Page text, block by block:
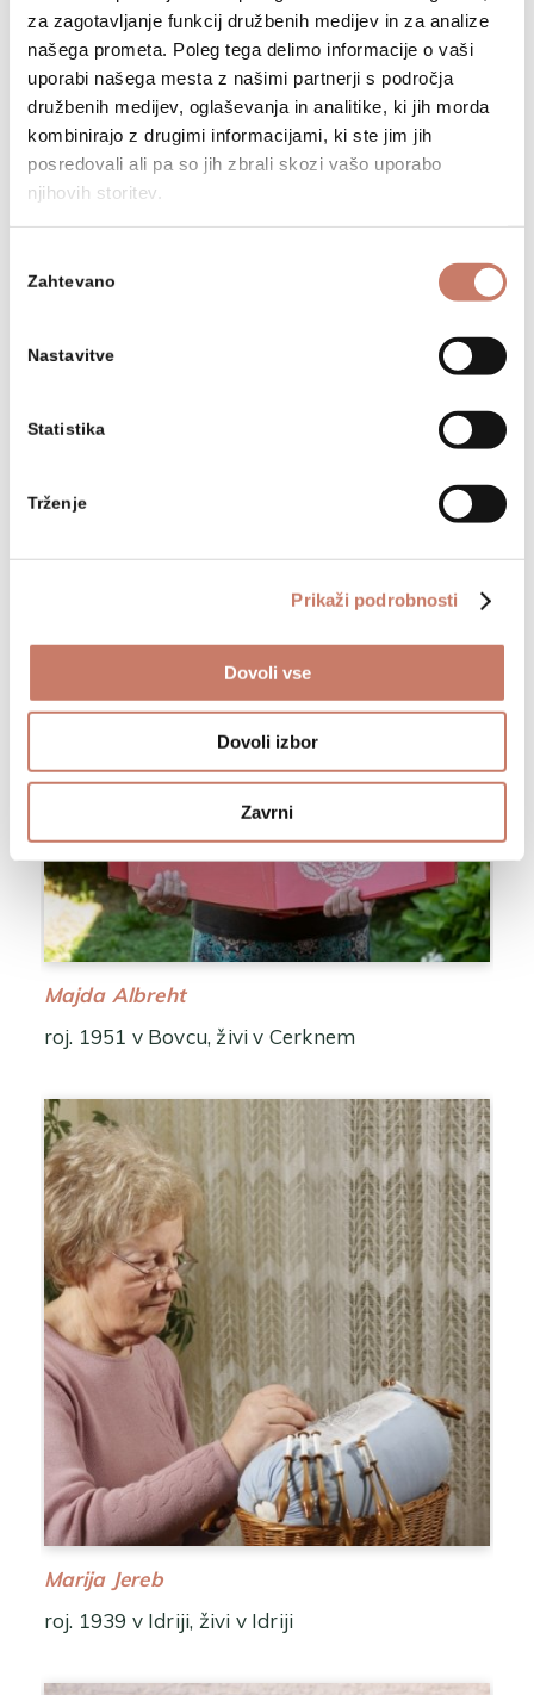
za zagotavljanje funkcij družbenih medijev in za analize
našega prometa. Poleg tega delimo informacije o vaši
uporabi našega mesta z našimi partnerji s področja
družbenih medijev, oglaševanja in analitike, ki jih morda
kombinirajo z drugimi informacijami, ki ste jim jih
posredovali ali pa so jih zbrali skozi vašo uporabo
njihovih storitev.
soglasja
Zahtevano
Nastavitve
Statistika
Trženje
Prikaži podrobnosti
Dovoli vse
Dovoli izbor
Zavrni
Majda Albreht
roj. 1951 v Bovcu, živi v Cerknem
Marija Jereb
roj. 1939 v Idriji, živi v Idriji